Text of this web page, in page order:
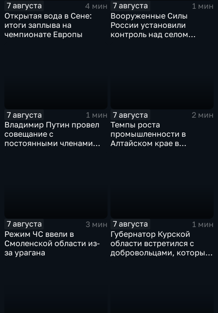
7 августа
4 мин
Открытая вода в Сене:
итоги заплыва на
чемпионате Европы
7 августа
1 мин
Вооруженные Силы
России установили
контроль над селом
7 августа
1 мин
Владимир Путин провел
совещание с
постоянными членами
7 августа
2 мин
Темпы роста
промышленности в
Алтайском крае в
7 августа
3 мин
Режим ЧС ввели в
Смоленской области из-
за урагана
7 августа
1 мин
Губернатор Курской
области встретился с
добровольцами, которые